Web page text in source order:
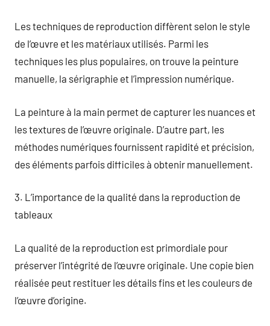
Les techniques de reproduction diffèrent selon le style
de l’œuvre et les matériaux utilisés. Parmi les
techniques les plus populaires, on trouve la peinture
manuelle, la sérigraphie et l’impression numérique.
La peinture à la main permet de capturer les nuances et
les textures de l’œuvre originale. D’autre part, les
méthodes numériques fournissent rapidité et précision,
des éléments parfois difficiles à obtenir manuellement.
3. L’importance de la qualité dans la reproduction de
tableaux
La qualité de la reproduction est primordiale pour
préserver l’intégrité de l’œuvre originale. Une copie bien
réalisée peut restituer les détails fins et les couleurs de
l’œuvre d’origine.